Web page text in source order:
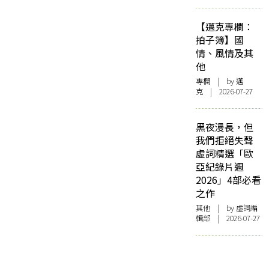
【邁克專欄：
拍子簿】國
情、風情及其
他
專欄 | by邁
克 | 2026-07-27
黑夜漫長，但
我們拒絕失聲
虛詞精選「歐
亞紀錄片週
2026」4部必看
之作
其他 | by 虛詞編
輯部 | 2026-07-27